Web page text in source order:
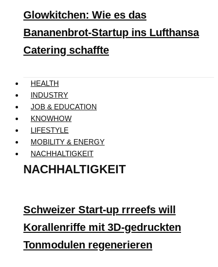
Glowkitchen: Wie es das
Bananenbrot-Startup ins Lufthansa
Catering schaffte
HEALTH
INDUSTRY
JOB & EDUCATION
KNOWHOW
LIFESTYLE
MOBILITY & ENERGY
NACHHALTIGKEIT
NACHHALTIGKEIT
Schweizer Start-up rrreefs will
Korallenriffe mit 3D-gedruckten
Tonmodulen regenerieren